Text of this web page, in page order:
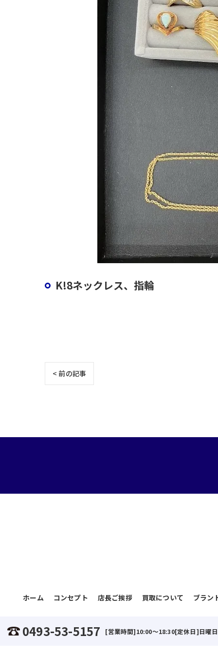
K!8ネックレス、指輪
< 前の記事
0493-53-5157 [営業時間]10:00～18:30[定休日]日曜日
ホーム コンセプト 店長ご挨拶 買取について ブラン
©